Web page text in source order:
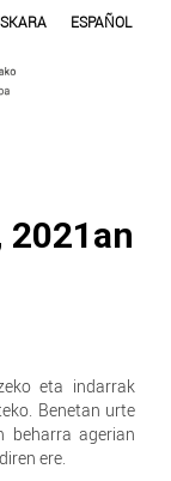
ESPAÑOL
eta indarrak
Benetan urte
beharra agerian
ere.